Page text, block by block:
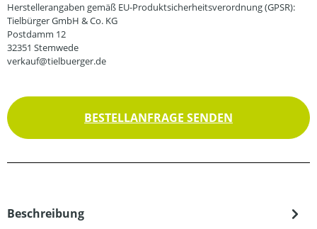
Herstellerangaben gemäß EU-Produktsicherheitsverordnung (GPSR):
Tielbürger GmbH & Co. KG
Postdamm 12
32351 Stemwede
verkauf@tielbuerger.de
BESTELLANFRAGE SENDEN
Beschreibung